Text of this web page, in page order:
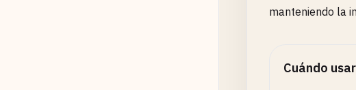
manteniendo la
Cuándo